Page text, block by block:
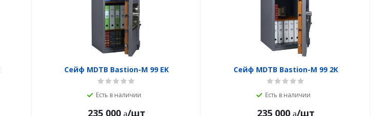
Сейф MDTB Bastion-M 99 EK
Есть в наличии
235 000 /шт
Сейф MDTB Bastion-M 99 2K
Есть в наличии
235 000 /шт